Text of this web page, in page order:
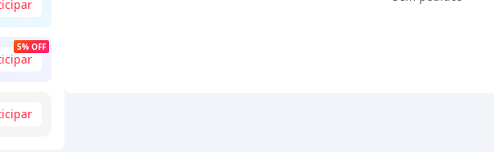
5% OFF